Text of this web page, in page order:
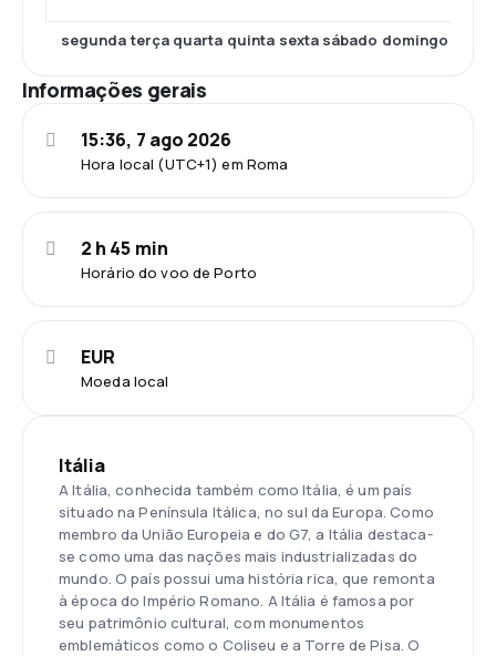
segunda terça quarta quinta sexta sábado domingo
Informações gerais
Hora local (UTC+1) em Roma
15:36, 7 ago 2026
Horário do voo de Porto
2 h 45 min
Moeda local
EUR
Itália
A Itália, conhecida também como Itália, é um país
situado na Península Itálica, no sul da Europa. Como
membro da União Europeia e do G7, a Itália destaca-
se como uma das nações mais industrializadas do
mundo. O país possui uma história rica, que remonta
à época do Império Romano. A Itália é famosa por
seu patrimônio cultural, com monumentos
emblemáticos como o Coliseu e a Torre de Pisa. O